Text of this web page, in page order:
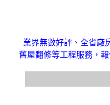
業界無數好評、全省廠
舊屋翻修等工程服務，